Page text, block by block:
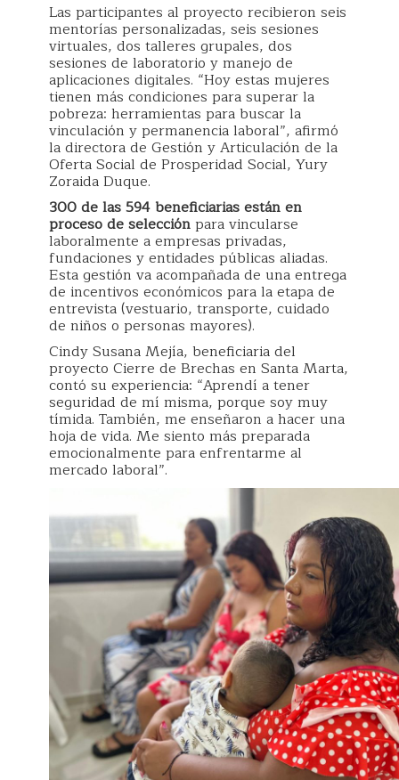
Las participantes al proyecto recibieron seis
mentorías personalizadas, seis sesiones
virtuales, dos talleres grupales, dos
sesiones de laboratorio y manejo de
aplicaciones digitales. “Hoy estas mujeres
tienen más condiciones para superar la
pobreza: herramientas para buscar la
vinculación y permanencia laboral”, afirmó
la directora de Gestión y Articulación de la
Oferta Social de Prosperidad Social, Yury
Zoraida Duque.
300 de las 594 beneficiarias están en
proceso de selecciónpara vincularse
laboralmente a empresas privadas,
fundaciones y entidades públicas aliadas.
Esta gestión va acompañada de una entrega
de incentivos económicos para la etapa de
entrevista (vestuario, transporte, cuidado
de niños o personas mayores).
Cindy Susana Mejía, beneficiaria del
proyecto Cierre de Brechas en Santa Marta,
contó su experiencia: “Aprendí a tener
seguridad de mí misma, porque soy muy
tímida. También, me enseñaron a hacer una
hoja de vida. Me siento más preparada
emocionalmente para enfrentarme al
mercado laboral”.